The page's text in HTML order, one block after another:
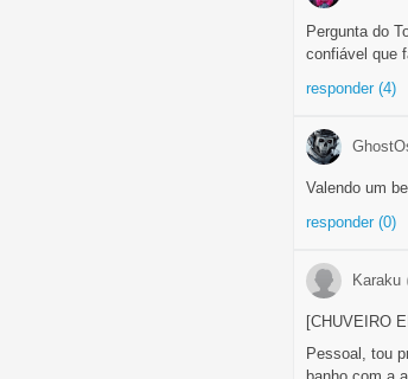
Pergunta do
confiável que
responder (4)
Valendo um
responder (0)
Karaku
[CHUVEIRO
Pessoal, tou